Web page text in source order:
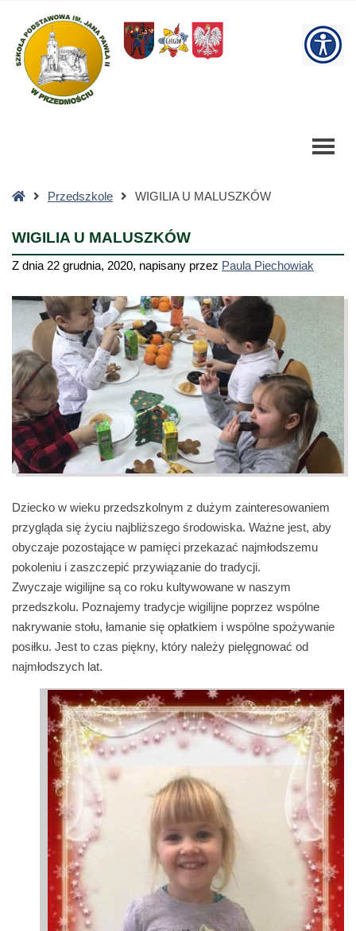
MALUSZKÓW
Szkoła
Podstawowa
StronaPrzedszkole WIGILIA U MALUSZKÓW
WIGILIA U MALUSZKÓW
Z dnia 22 grudnia, 2020, napisany przez Paula Piechowiak
Dziecko w wieku przedszkolnym z dużym zainteresowaniem
przygląda się życiu najbliższego środowiska. Ważne jest, aby
obyczaje pozostające w pamięci przekazać najmłodszemu
pokoleniu i zaszczepić przywiązanie do tradycji.
Zwyczaje wigilijne są co roku kultywowane w naszym
przedszkolu. Poznajemy tradycje wigilijne poprzez wspólne
nakrywanie stołu, łamanie się opłatkiem i wspólne spożywanie
posiłku. Jest to czas piękny, który należy pielęgnować od
najmłodszych lat.